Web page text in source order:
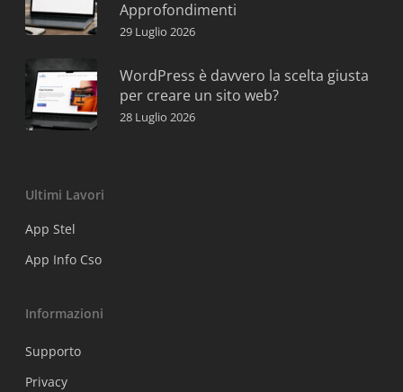
Approfondimenti
29 Luglio 2026
WordPress è davvero la scelta giusta
per creare un sito web?
28 Luglio 2026
Ultimi Lavori
App Stel
App Info Cso
Informazioni
Supporto
Privacy